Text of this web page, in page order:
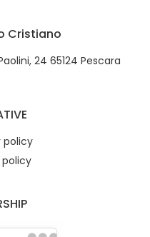
Cristiano
24 65124 Pescara
policy